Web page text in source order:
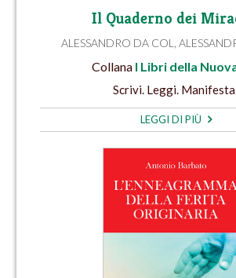
Il Quaderno dei
ALESSANDRO DA COL
Collana I Libri della
Scrivi. Leggi.
LEGGI DI PIÙ